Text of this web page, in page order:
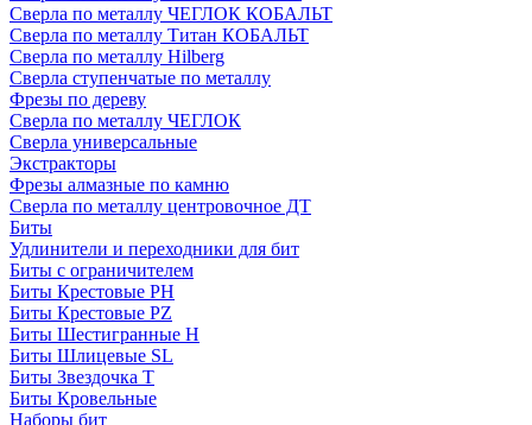
Сверла по металлу ЧЕГЛОК КОБАЛЬТ
Сверла по металлу Титан КОБАЛЬТ
Сверла по металлу Hilberg
Сверла ступенчатые по металлу
Фрезы по дереву
Сверла по металлу ЧЕГЛОК
Сверла универсальные
Экстракторы
Фрезы алмазные по камню
Сверла по металлу центровочное ДТ
Биты
Удлинители и переходники для бит
Биты с ограничителем
Биты Крестовые PH
Биты Крестовые PZ
Биты Шестигранные H
Биты Шлицевые SL
Биты Звездочка T
Биты Кровельные
Наборы бит